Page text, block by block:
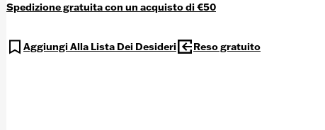
Spedizione gratuita con un acquisto di €50
Aggiungi Alla Lista Dei Desideri Reso gratuito